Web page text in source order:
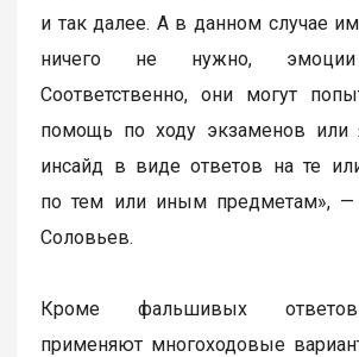
и так далее. А в данном случае
ничего не нужно,
Соответственно, они могут
помощь по ходу экзаменов или
инсайд в виде ответов на те
по тем или иным предметам», —
Соловьев.
Кроме фальшивых
применяют многоходовые